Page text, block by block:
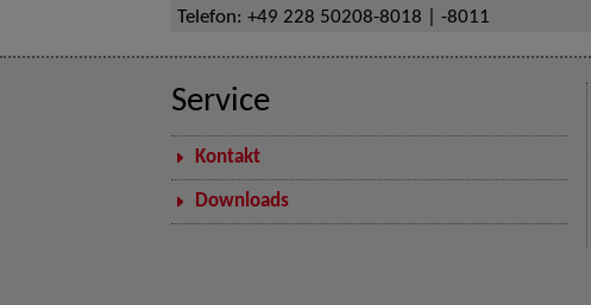
Telefon: +49 228 50208-8018 | -8011
Service
Kontakt
Downloads